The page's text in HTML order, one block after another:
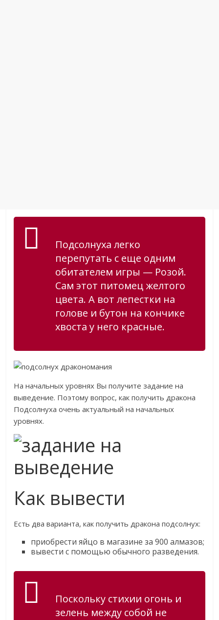
Подсолнуха легко
перепутать с еще одним
обитателем игры — Розой.
Сам этот питомец желтого
цвета. А вот лепестки на
голове и бутон на кончике
хвоста у него красные.
На начальных уровнях Вы получите задание на
выведение. Поэтому вопрос, как получить дракона
Подсолнуха очень актуальный на начальных
уровнях.
Как вывести
Есть два варианта, как получить дракона подсолнух:
приобрести яйцо в магазине за 900 алмазов;
вывести с помощью обычного разведения.
Поскольку стихии огонь и
зелень между собой не